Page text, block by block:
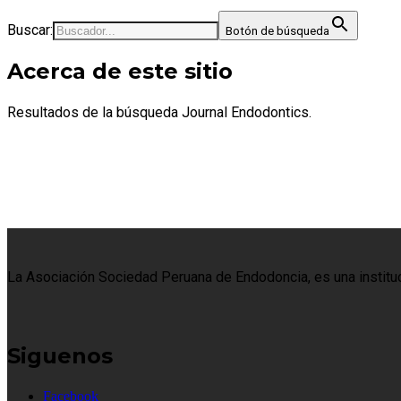
Buscar: Botón de búsqueda
Acerca de este sitio
Resultados de la búsqueda Journal Endodontics.
La Asociación Sociedad Peruana de Endodoncia, es una
Siguenos
Facebook